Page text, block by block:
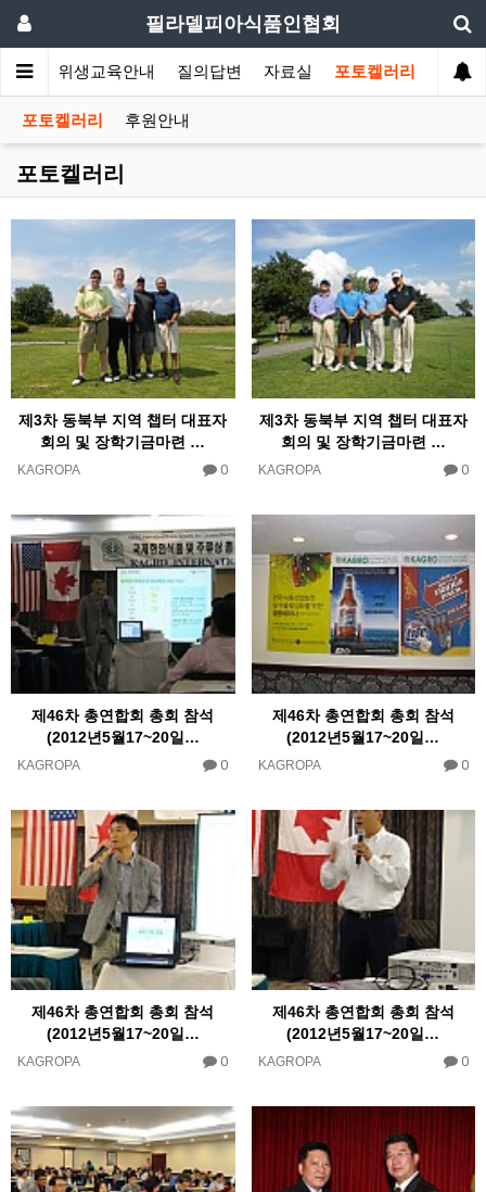
필라델피아식품인협회
식 위생교육안내 질의답변 자료실 포토켈러리
포토켈러리 후원안내
포토켈러리
제3차 동북부 지역 챕터 대표자
회의 및 장학기금마련 …
KAGROPA 0
제3차 동북부 지역 챕터 대표자
회의 및 장학기금마련 …
KAGROPA 0
제46차 총연합회 총회 참석
(2012년5월17~20일…
KAGROPA 0
제46차 총연합회 총회 참석
(2012년5월17~20일…
KAGROPA 0
제46차 총연합회 총회 참석
(2012년5월17~20일…
KAGROPA 0
제46차 총연합회 총회 참석
(2012년5월17~20일…
KAGROPA 0